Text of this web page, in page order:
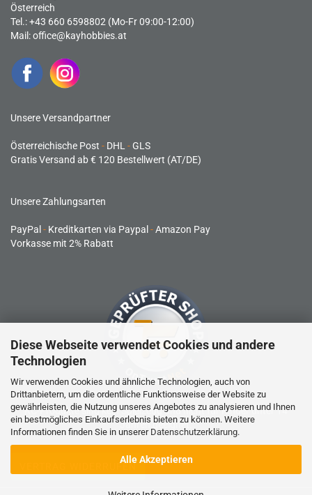
Diese Webseite verwendet Cookies und andere
Technologien
Wir verwenden Cookies und ähnliche Technologien, auch von
Drittanbietern, um die ordentliche Funktionsweise der Website zu
gewährleisten, die Nutzung unseres Angebotes zu analysieren und Ihnen
ein bestmögliches Einkaufserlebnis bieten zu können. Weitere
Informationen finden Sie in unserer Datenschutzerklärung.
Alle Akzeptieren
Österreich
Tel.: +43 660 6598802 (Mo-Fr 09:00-12:00)
Mail:office@kayhobbies.at
Unsere Versandpartner
Österreichische Post - DHL -GLS
Gratis Versand ab € 120 Bestellwert (AT/DE)
Unsere Zahlungsarten
PayPal - Kreditkarten via Paypal -Amazon Pay
Vorkasse mit 2% Rabatt
RC-Produkte sind kein Spielzeug und nicht für Kinder unter 14
Jahren geeignet.
VERTRAG WIDERRUFEN